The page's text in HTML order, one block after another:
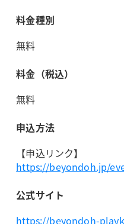
料金種別
無料
料金（税込）
無料
申込方法
【申込リンク】
https://beyondoh.jp/
公式サイト
https://beyondoh-